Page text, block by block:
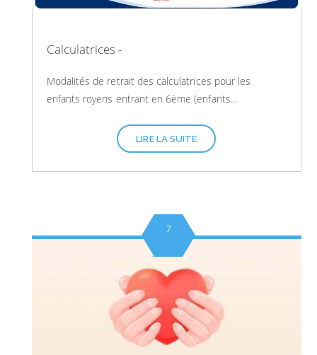
Calculatrices -
Modalités de retrait des calculatrices pour les
enfants royens entrant en 6ème (enfants...
LIRE LA SUITE
7